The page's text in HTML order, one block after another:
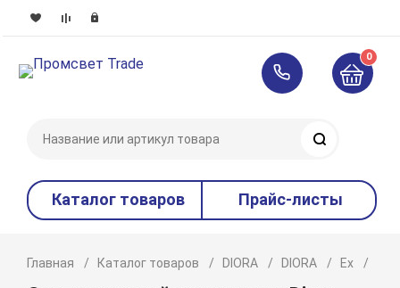
0
Каталог товаров Прайс-листы
Главная Каталог товаров DIORA DIORA Ex